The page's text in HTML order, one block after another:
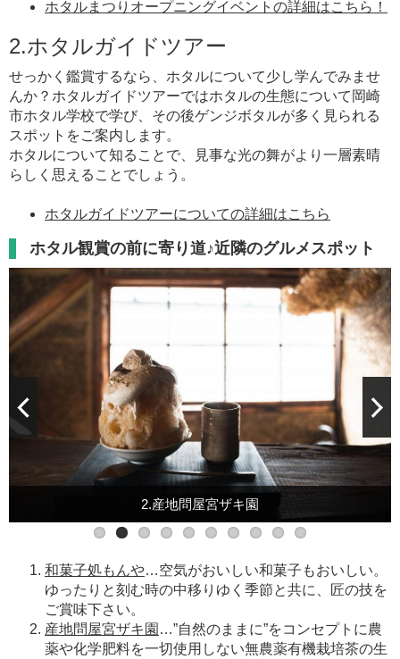
ホタルまつりオープニングイベントの詳細はこちら！
2.ホタルガイドツアー
せっかく鑑賞するなら、ホタルについて少し学んでみませ
んか？ホタルガイドツアーではホタルの生態について岡崎
市ホタル学校で学び、その後ゲンジボタルが多く見られる
スポットをご案内します。
ホタルについて知ることで、見事な光の舞がより一層素晴
らしく思えることでしょう。
ホタルガイドツアーについての詳細はこちら
ホタル観賞の前に寄り道♪近隣のグルメスポット
2.産地問屋宮ザキ園
和菓子処もんや…空気がおいしい和菓子もおいしい。
ゆったりと刻む時の中移りゆく季節と共に、匠の技を
ご賞味下さい。
産地問屋宮ザキ園 …”自然のままに”をコンセプトに農
薬や化学肥料を一切使用しない無農薬有機栽培茶の生